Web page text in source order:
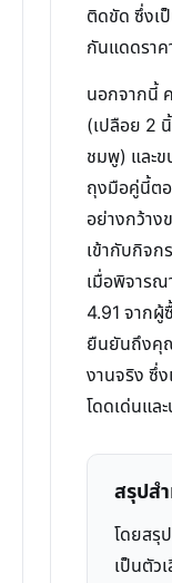
ติดขัด ซึ่งเ
กันแดดราค
นอกจากนี้
(เปลือย 2
ชมพู) และ
ถุงมือคู่นี้ต
อย่างกว้าง
เข้ากับกิจก
เมื่อพิจาร
4.91 จากผู้
ยืนยันถึงคุ
งานจริง ซึ่
โดดเด่นแล
สรุปส
โดยสรุ
เป็นตัว